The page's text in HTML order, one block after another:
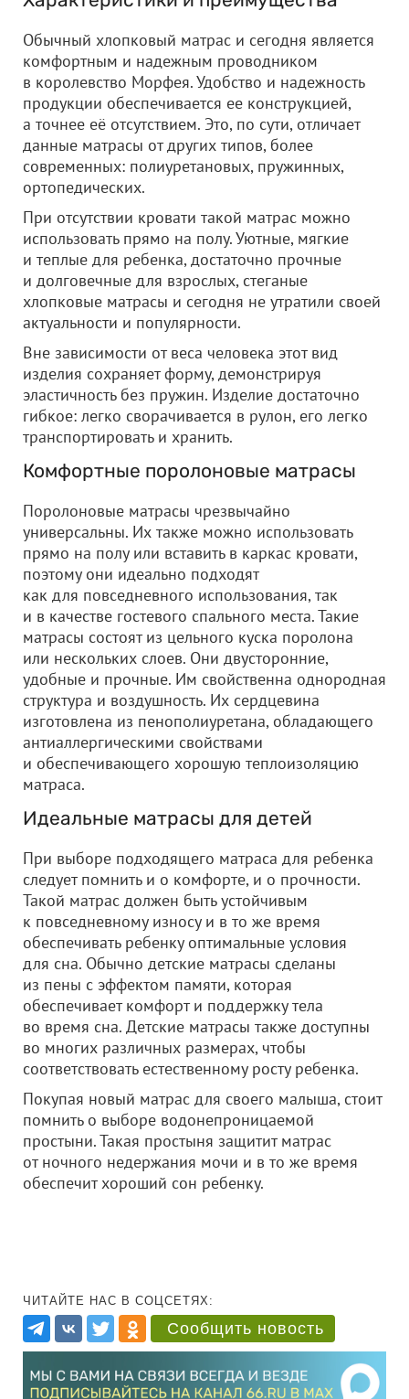
Обычный хлопковый матрас и сегодня является
комфортным и надежным проводником
в королевство Морфея. Удобство и надежность
продукции обеспечивается ее конструкцией,
а точнее её отсутствием. Это, по сути, отличает
данные матрасы от других типов, более
современных: полиуретановых, пружинных,
ортопедических.
При отсутствии кровати такой матрас можно
использовать прямо на полу. Уютные, мягкие
и теплые для ребенка, достаточно прочные
и долговечные для взрослых, стеганые
хлопковые матрасы и сегодня не утратили своей
актуальности и популярности.
Вне зависимости от веса человека этот вид
изделия сохраняет форму, демонстрируя
эластичность без пружин. Изделие достаточно
гибкое: легко сворачивается в рулон, его легко
транспортировать и хранить.
Комфортные поролоновые матрасы
Поролоновые матрасы чрезвычайно
универсальны. Их также можно использовать
прямо на полу или вставить в каркас кровати,
поэтому они идеально подходят
как для повседневного использования, так
и в качестве гостевого спального места. Такие
матрасы состоят из цельного куска поролона
или нескольких слоев. Они двусторонние,
удобные и прочные. Им свойственна однородная
структура и воздушность. Их сердцевина
изготовлена из пенополиуретана, обладающего
антиаллергическими свойствами
и обеспечивающего хорошую теплоизоляцию
матраса.
Идеальные матрасы для детей
При выборе подходящего матраса для ребенка
следует помнить и о комфорте, и о прочности.
Такой матрас должен быть устойчивым
к повседневному износу и в то же время
обеспечивать ребенку оптимальные условия
для сна. Обычно детские матрасы сделаны
из пены с эффектом памяти, которая
обеспечивает комфорт и поддержку тела
во время сна. Детские матрасы также доступны
во многих различных размерах, чтобы
соответствовать естественному росту ребенка.
Покупая новый матрас для своего малыша, стоит
помнить о выборе водонепроницаемой
простыни. Такая простыня защитит матрас
от ночного недержания мочи и в то же время
обеспечит хороший сон ребенку.
ЧИТАЙТЕ НАС В СОЦСЕТЯХ:
Сообщить новость